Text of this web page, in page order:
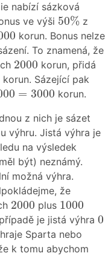
nabízí sázková
ve výši 50%
50% z
korun. Bonus nelze
To znamená, že
2000
2000korun, přidá
korun. Sázející pak
= 3000
=3000 korun.
z nich je sázet
výhru. Jistá výhra je
na výsledek
být) neznámý.
možná výhra.
že
2000
2000plus 1000
1000
je jistá výhra 0
0
Sparta nebo
k tomu abychom